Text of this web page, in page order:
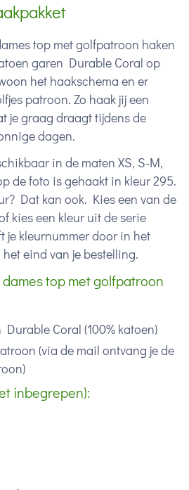
top met golfpatroon haken
garen Durable Coral op
het haakschema en er
patroon. Zo haak jij een
je graag draagt tijdens de
dagen.
in de maten XS, S-M,
de foto is gehaakt in kleur 295.
Dat kan ook. Kies een van de
kies een kleur uit de serie
je kleurnummer door in het
eind van je bestelling.
top met golfpatroon
Coral (100% katoen)
(via de mail ontvang je de
inbegrepen):